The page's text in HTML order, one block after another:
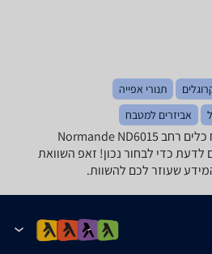
תנורי אפייה
אביזרים למטבח
לפניכם מפרט טכני של מדיח כלים ‏רחב Normande ND6015
לדעת כדי לבחור נכון! זאפ השוואת
שעוזר לכם להשוות.